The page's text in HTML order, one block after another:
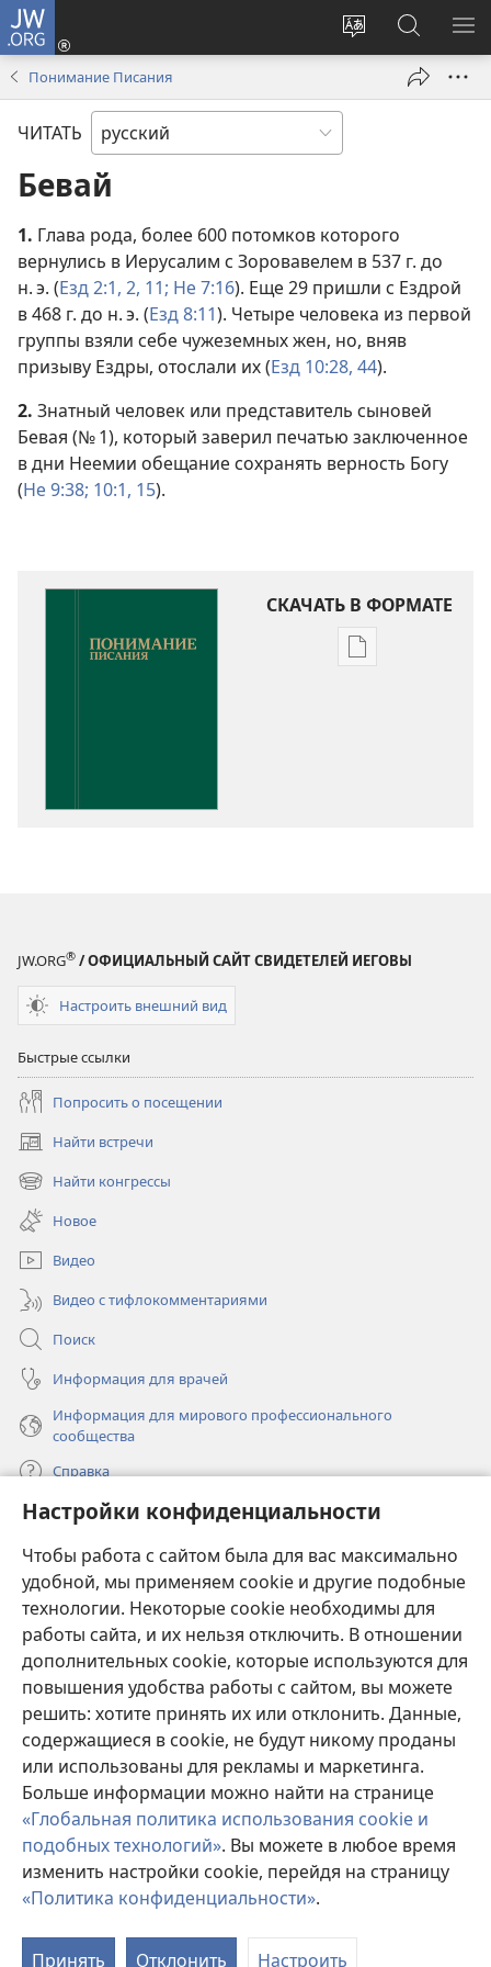
Настройки конфиденциальности
Чтобы работа с сайтом была для вас максимально
удобной, мы применяем cookie и другие подобные
технологии. Некоторые cookie необходимы для
работы сайта, и их нельзя отключить. В отношении
дополнительных cookie, которые используются для
повышения удобства работы с сайтом, вы можете
решить: хотите принять их или отклонить. Данные,
содержащиеся в cookie, не будут никому проданы
или использованы для рекламы и маркетинга.
Больше информации можно найти на странице
«Глобальная политика использования cookie и
подобных технологий». Вы можете в любое время
изменить настройки cookie, перейдя на страницу
«Политика конфиденциальности».
Принять Отклонить Настроить
JW.ORG
Изменить
Войти
(открывается
окне)
Поиск
по
jw.org
Понимание Писания
ЧИТАТЬ
Бевай
1. Глава рода, более 600 потомков которого
вернулись в Иерусалим с Зоровавелем в 537 г. до
н. э. (Езд 2:1, 2, 11; Не 7:16). Еще 29 пришли с Ездрой
в 468 г. до н. э. (Езд 8:11). Четыре человека из первой
группы взяли себе чужеземных жен, но, вняв
призыву Ездры, отослали их (Езд 10:28, 44).
2. Знатный человек или представитель сыновей
Бевая (№ 1), который заверил печатью заключенное
в дни Неемии обещание сохранять верность Богу
(Не 9:38; 10:1, 15).
СКАЧАТЬ В ФОРМАТЕ
Варианты
JW.ORG® / ОФИЦИАЛЬНЫЙ САЙТ СВИДЕТЕЛЕЙ ИЕГОВЫ
Настроить внешний вид
Быстрые ссылки
Попросить о посещении
Найти встречи
(открывается
в
новом
окне)
Найти конгрессы
(открывается
новом
окне)
Новое
Видео
Видео с тифлокомментариями
Поиск
Информация для врачей
Информация для мирового профессионального
сообщества
Справка
Пожертвования
в
новом
окне)
ОНЛАЙН-БИБЛИОТЕКА Сторожевой башни
(открывается
новом
окне)
JW Hub®
(открывается
в
новом
окне)
JW Library ®
Watchtower Library
Copyright© 2026 Watch Tower Bible and Tract Society of Pennsylvania.
УСЛОВИЯ ИСПОЛЬЗОВАНИЯ|ПОЛИТИКА
КОНФИДЕНЦИАЛЬНОСТИ
КОНФИДЕНЦИАЛЬНОСТИ